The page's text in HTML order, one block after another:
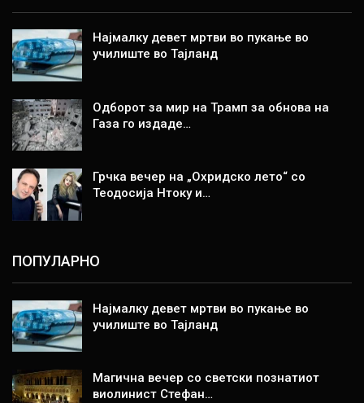
Најмалку девет мртви во пукање во
училиште во Тајланд
Одборот за мир на Трамп за обнова на
Газа го издаде…
Грчка вечер на „Охридско лето“ со
Теодосија Нтоку и…
ПОПУЛАРНО
Најмалку девет мртви во пукање во
училиште во Тајланд
Магична вечер со светски познатиот
виолинист Стефан…